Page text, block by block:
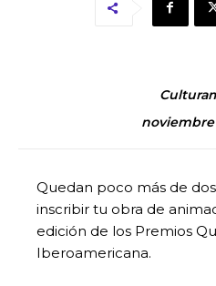
noviembre
Quedan poco más de
inscribir tu obra de
edición de los Premios
Iberoamericana.